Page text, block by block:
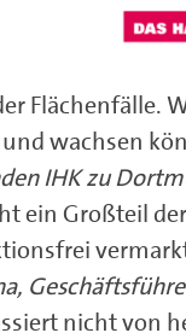
wachsen
IHK zu
ein Großteil
nicht von